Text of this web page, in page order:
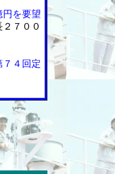
円を要望
７００
７４回定